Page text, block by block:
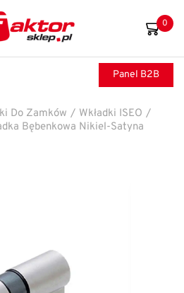
0
Panel B2B
Do Zamków / Wkładki ISEO /
Bębenkowa Nikiel-Satyna